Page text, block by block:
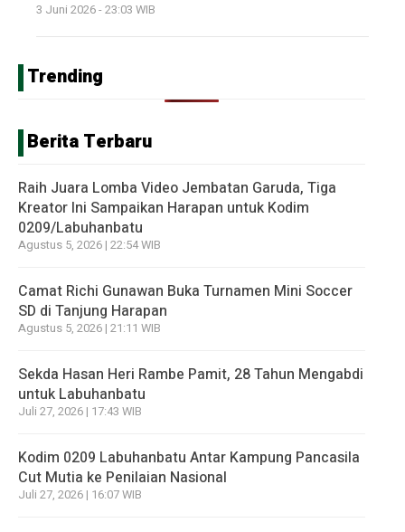
3 Juni 2026 - 23:03 WIB
Trending
Berita Terbaru
Raih Juara Lomba Video Jembatan Garuda, Tiga
Kreator Ini Sampaikan Harapan untuk Kodim
0209/Labuhanbatu
Agustus 5, 2026 | 22:54 WIB
Camat Richi Gunawan Buka Turnamen Mini Soccer
SD di Tanjung Harapan
Agustus 5, 2026 | 21:11 WIB
Sekda Hasan Heri Rambe Pamit, 28 Tahun Mengabdi
untuk Labuhanbatu
Juli 27, 2026 | 17:43 WIB
Kodim 0209 Labuhanbatu Antar Kampung Pancasila
Cut Mutia ke Penilaian Nasional
Juli 27, 2026 | 16:07 WIB